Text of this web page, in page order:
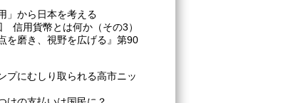
」から日本を考える
信用貨幣とは何か（その3）
点を磨き、視野を広げる』第90
プにむしり取られる高市ニッ